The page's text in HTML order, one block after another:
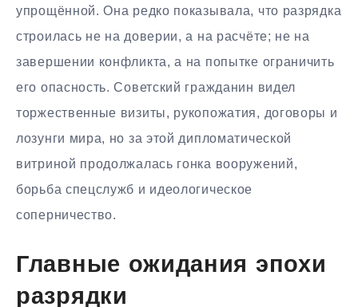
упрощённой. Она редко показывала, что разрядка
строилась не на доверии, а на расчёте; не на
завершении конфликта, а на попытке ограничить
его опасность. Советский гражданин видел
торжественные визиты, рукопожатия, договоры и
лозунги мира, но за этой дипломатической
витриной продолжалась гонка вооружений,
борьба спецслужб и идеологическое
соперничество.
Главные ожидания эпохи
разрядки